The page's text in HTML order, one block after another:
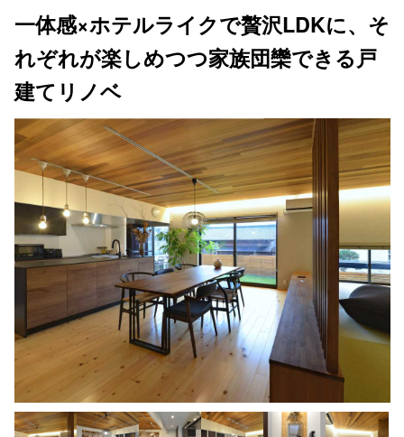
一体感×ホテルライクで贅沢LDKに、そ
れぞれが楽しめつつ家族団欒できる戸
建てリノベ